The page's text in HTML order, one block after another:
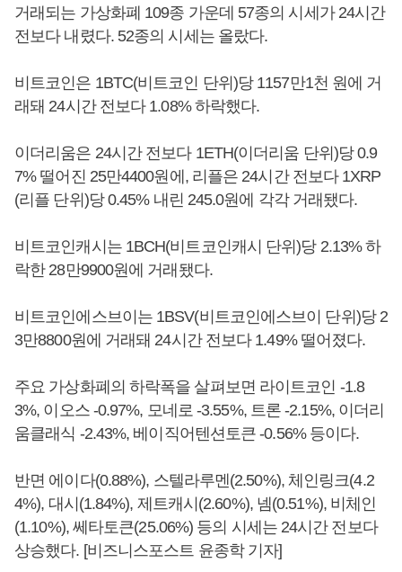
거래되는 가상화폐 109종 가운데 57종의 시세가 24시간
전보다 내렸다. 52종의 시세는 올랐다.
비트코인은 1BTC(비트코인 단위)당 1157만1천 원에 거
래돼 24시간 전보다 1.08% 하락했다.
이더리움은 24시간 전보다 1ETH(이더리움 단위)당 0.9
7% 떨어진 25만4400원에, 리플은 24시간 전보다 1XRP
(리플 단위)당 0.45% 내린 245.0원에 각각 거래됐다.
비트코인캐시는 1BCH(비트코인캐시 단위)당 2.13% 하
락한 28만9900원에 거래됐다.
비트코인에스브이는 1BSV(비트코인에스브이 단위)당 2
3만8800원에 거래돼 24시간 전보다 1.49% 떨어졌다.
주요 가상화폐의 하락폭을 살펴보면 라이트코인 -1.8
3%, 이오스 -0.97%, 모네로 -3.55%, 트론 -2.15%, 이더리
움클래식 -2.43%, 베이직어텐션토큰 -0.56% 등이다.
반면 에이다(0.88%), 스텔라루멘(2.50%), 체인링크(4.2
4%), 대시(1.84%), 제트캐시(2.60%), 넴(0.51%), 비체인
(1.10%), 쎄타토큰(25.06%) 등의 시세는 24시간 전보다
상승했다. [비즈니스포스트 윤종학 기자]